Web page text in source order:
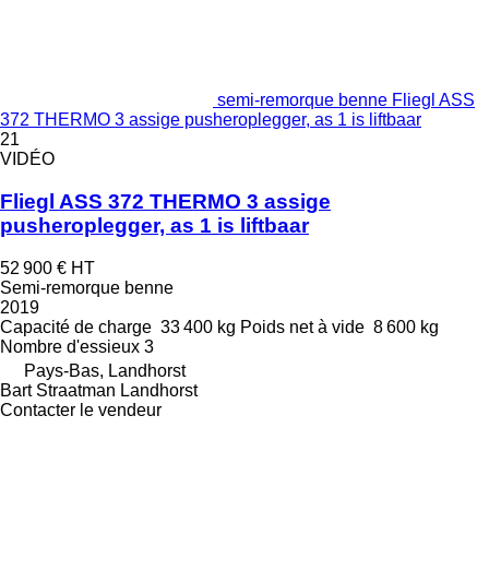
semi-remorque benne Fliegl ASS
372 THERMO 3 assige pusheroplegger, as 1 is liftbaar
21
VIDÉO
Fliegl ASS 372 THERMO 3 assige
pusheroplegger, as 1 is liftbaar
52 900 € HT
Semi-remorque benne
2019
Capacité de charge 33 400 kg Poids net à vide 8 600 kg
Nombre d'essieux 3
Pays-Bas, Landhorst
Bart Straatman Landhorst
Contacter le vendeur